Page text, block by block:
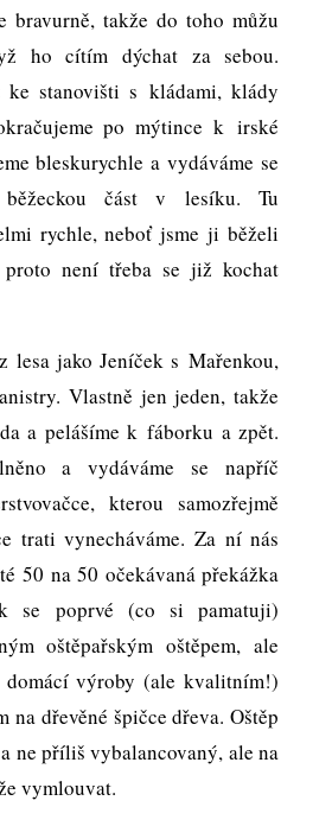
bravurně, takže do toho můžu
ho cítím dýchat za sebou.
ke stanovišti s kládami, klády
po mýtince k irské
bleskurychle a vydáváme se
část v lesíku. Tu
rychle, neboť jsme ji běželi
není třeba se již kochat
lesa jako Jeníček s Mařenkou,
Vlastně jen jeden, takže
a pelášíme k fáborku a zpět.
a vydáváme se napříč
kterou samozřejmě
trati vynecháváme. Za ní nás
50 na 50 očekávaná překážka
se poprvé (co si pamatuji)
oštěpařským oštěpem, ale
domácí výroby (ale kvalitním!)
na dřevěné špičce dřeva. Oštěp
ne příliš vybalancovaný, ale na
vymlouvat.